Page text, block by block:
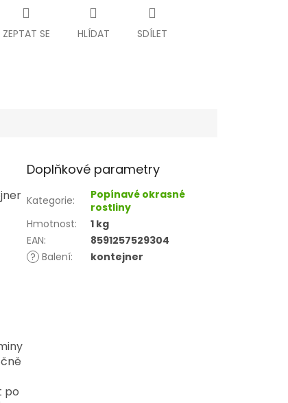
ZEPTAT SE HLÍDAT SDÍLET
po
Doplňkové parametry
Kategorie:
Popínavé okrasné
rostliny
Hmotnost:
1 kg
EAN:
8591257529304
? Balení: kontejner